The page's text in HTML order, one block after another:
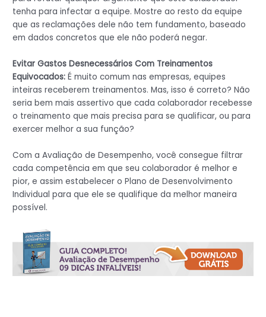
tenha para infectar a equipe. Mostre ao resto da equipe
que as reclamações dele não tem fundamento, baseado
em dados concretos que ele não poderá negar.
Evitar Gastos Desnecessários Com Treinamentos
Equivocados: É muito comum nas empresas, equipes
inteiras receberem treinamentos. Mas, isso é correto? Não
seria bem mais assertivo que cada colaborador recebesse
o treinamento que mais precisa para se qualificar, ou para
exercer melhor a sua função?
Com a Avaliação de Desempenho, você consegue filtrar
cada competência em que seu colaborador é melhor e
pior, e assim estabelecer o Plano de Desenvolvimento
Individual para que ele se qualifique da melhor maneira
possível.